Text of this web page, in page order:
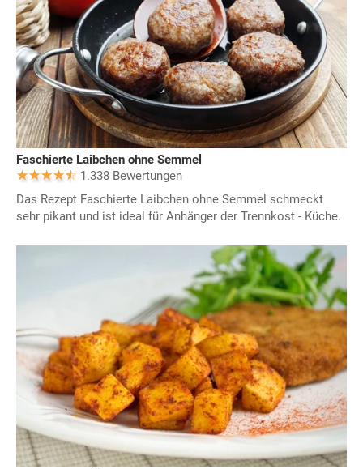
Faschierte Laibchen ohne Semmel
1.338 Bewertungen
Das Rezept Faschierte Laibchen ohne Semmel schmeckt
sehr pikant und ist ideal für Anhänger der Trennkost - Küche.